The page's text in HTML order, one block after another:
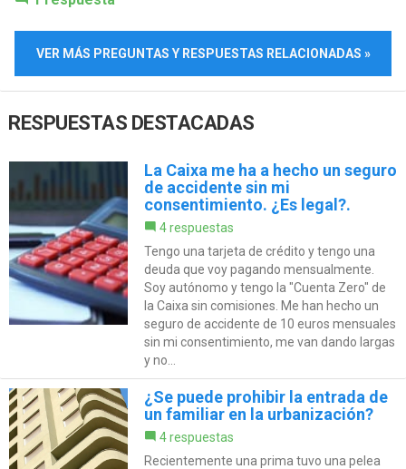
VER MÁS PREGUNTAS Y RESPUESTAS RELACIONADAS »
RESPUESTAS DESTACADAS
La Caixa me ha a hecho un seguro
de accidente sin mi
consentimiento. ¿Es legal?.
4 respuestas
Tengo una tarjeta de crédito y tengo una
deuda que voy pagando mensualmente.
Soy autónomo y tengo la "Cuenta Zero" de
la Caixa sin comisiones. Me han hecho un
seguro de accidente de 10 euros mensuales
sin mi consentimiento, me van dando largas
y no...
¿Se puede prohibir la entrada de
un familiar en la urbanización?
4 respuestas
Recientemente una prima tuvo una pelea